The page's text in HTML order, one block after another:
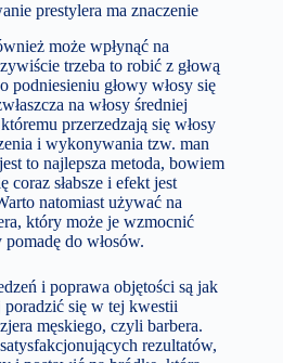
prestylera ma znaczenie
może wpłynąć na
trzeba to robić z głową
podniesieniu głowy włosy się
na włosy średniej
przerzedzają się włosy
i wykonywania tzw. man
to najlepsza metoda, bowiem
coraz słabsze i efekt jest
natomiast używać na
który może je wzmocnić
do włosów.
i poprawa objętości są jak
się w tej kwestii
męskiego, czyli barbera.
rezultatów,